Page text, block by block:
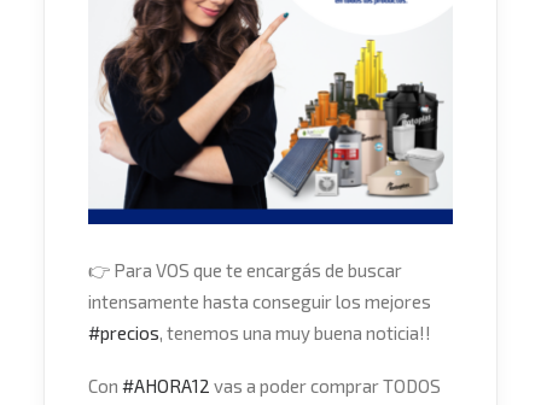
👉 Para VOS que te encargás de buscar
intensamente hasta conseguir los mejores
#precios, tenemos una muy buena noticia!!
Con #AHORA12 vas a poder comprar TODOS